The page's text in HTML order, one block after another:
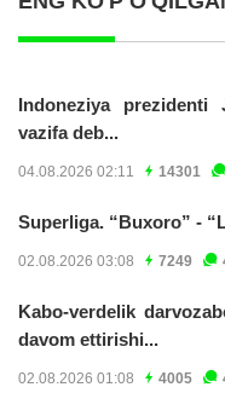
Indoneziya prezidenti
vazifa deb...
04.08.2026 02:11 14301
Superliga. “Buxoro” -
02.08.2026 03:08 7249
Kabo-verdelik
davom ettirishi...
02.08.2026 01:08 4005